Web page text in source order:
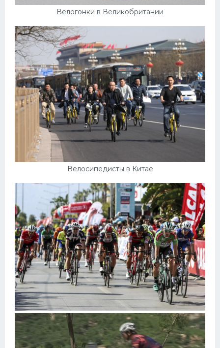
Велогонки в Великобритании
Велосипедисты в Китае